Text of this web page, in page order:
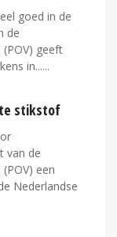
goed in de
de
geeft
in...
stikstof
van de
een
Nederlandse